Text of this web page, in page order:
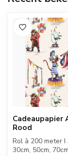
Cadeaupapier
Rood
Rol à 200 meter I
30cm, 50cm, 70cm